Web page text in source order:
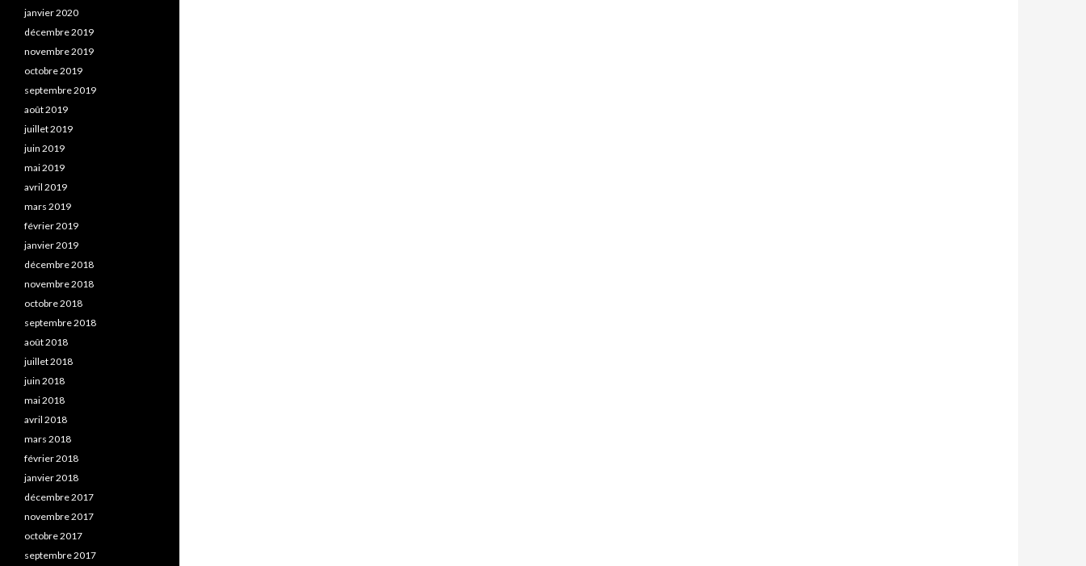
janvier 2020
décembre 2019
novembre 2019
octobre 2019
septembre 2019
août 2019
juillet 2019
juin 2019
mai 2019
avril 2019
mars 2019
février 2019
janvier 2019
décembre 2018
novembre 2018
octobre 2018
septembre 2018
août 2018
juillet 2018
juin 2018
mai 2018
avril 2018
mars 2018
février 2018
janvier 2018
décembre 2017
novembre 2017
octobre 2017
septembre 2017